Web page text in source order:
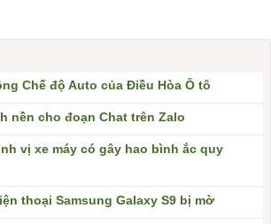
Chế độ Auto của Điều Hòa Ô tô
nền cho đoạn Chat trên Zalo
vị xe máy có gây hao bình ắc quy
thoại Samsung Galaxy S9 bị mờ